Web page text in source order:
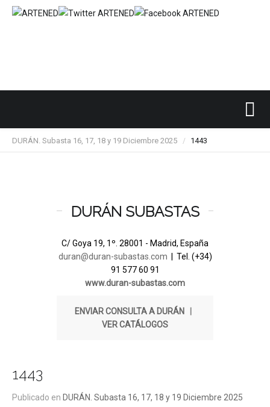
DURÁN. Subasta 16, 17, 18 y 19 Diciembre 2025 / 1443
DURÁN SUBASTAS
C/ Goya 19, 1º. 28001 - Madrid, España
duran@duran-subastas.com | Tel. (+34)
91 577 60 91
www.duran-subastas.com
ENVIAR CONSULTA A DURÁN
VER CATÁLOGOS
1443
Publicado en DURÁN. Subasta 16, 17, 18 y 19 Diciembre 2025